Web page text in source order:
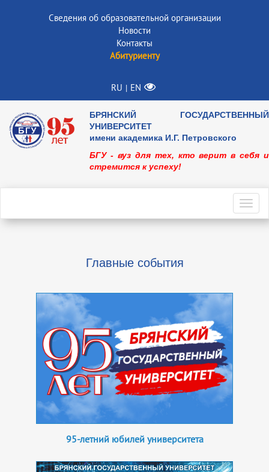
Сведения об образовательной организации
Новости
Контакты
Абитуриенту
RU | EN
БРЯНСКИЙ ГОСУДАРСТВЕННЫЙ
УНИВЕРСИТЕТ
имени академика И.Г. Петровского
БГУ - вуз для тех, кто верит в себя и
стремится к успеху!
Главные события
95-летний юбилей университета